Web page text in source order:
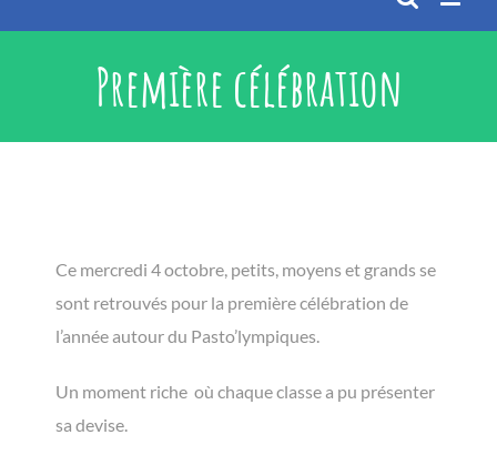
Première célébration
Ce mercredi 4 octobre, petits, moyens et grands se
sont retrouvés pour la première célébration de
l’année autour du Pasto’lympiques.
Un moment riche où chaque classe a pu présenter
sa devise.